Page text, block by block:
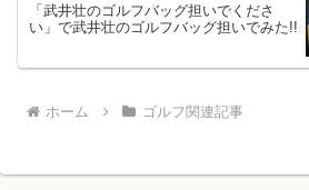
「武井壮のゴルフバッグ担いでくださ
い」で武井壮のゴルフバッグ担いでみた!!
ホーム ゴルフ関連記事